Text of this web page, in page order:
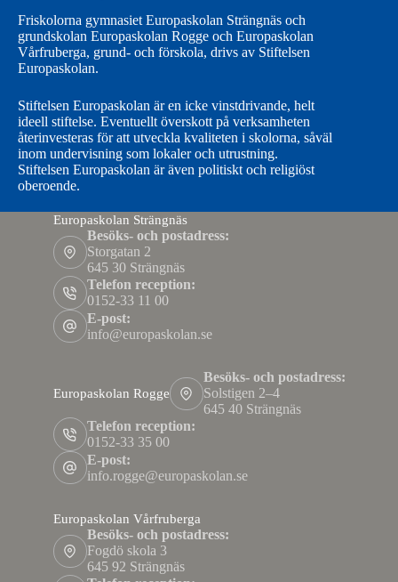
Friskolorna gymnasiet Europaskolan Strängnäs och
grundskolan Europaskolan Rogge och Europaskolan
Vårfruberga, grund- och förskola, drivs av Stiftelsen
Europaskolan.
Stiftelsen Europaskolan är en icke vinstdrivande, helt
ideell stiftelse. Eventuellt överskott på verksamheten
återinvesteras för att utveckla kvaliteten i skolorna, såväl
inom undervisning som lokaler och utrustning.
Stiftelsen Europaskolan är även politiskt och religiöst
oberoende.
Europaskolan Strängnäs
Besöks- och postadress:
Storgatan 2
645 30 Strängnäs
Telefon reception:
0152-33 11 00
E-post:
info@europaskolan.se
Europaskolan Rogge
Besöks- och postadress:
Solstigen 2–4
645 40 Strängnäs
Telefon reception:
0152-33 35 00
E-post:
info.rogge@europaskolan.se
Europaskolan Vårfruberga
Besöks- och postadress:
Fogdö skola 3
645 92 Strängnäs